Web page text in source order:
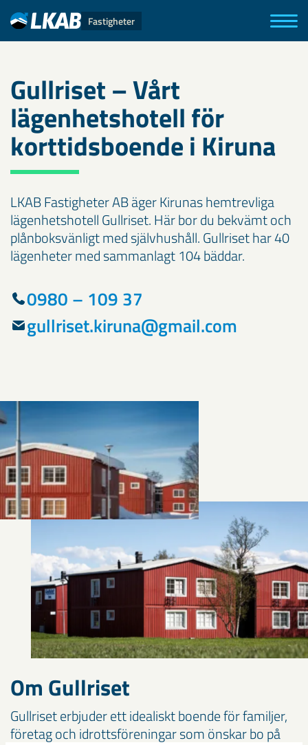
Fastigheter
Gullriset – Vårt
lägenhetshotell för
korttidsboende i Kiruna
LKAB Fastigheter AB äger Kirunas hemtrevliga
lägenhetshotell Gullriset. Här bor du bekvämt och
plånboksvänligt med självhushåll. Gullriset har 40
lägenheter med sammanlagt 104 bäddar.
0980 – 109 37
gullriset.kiruna@gmail.com
Om Gullriset
Gullriset erbjuder ett idealiskt boende för familjer,
företag och idrottsföreningar som önskar bo på